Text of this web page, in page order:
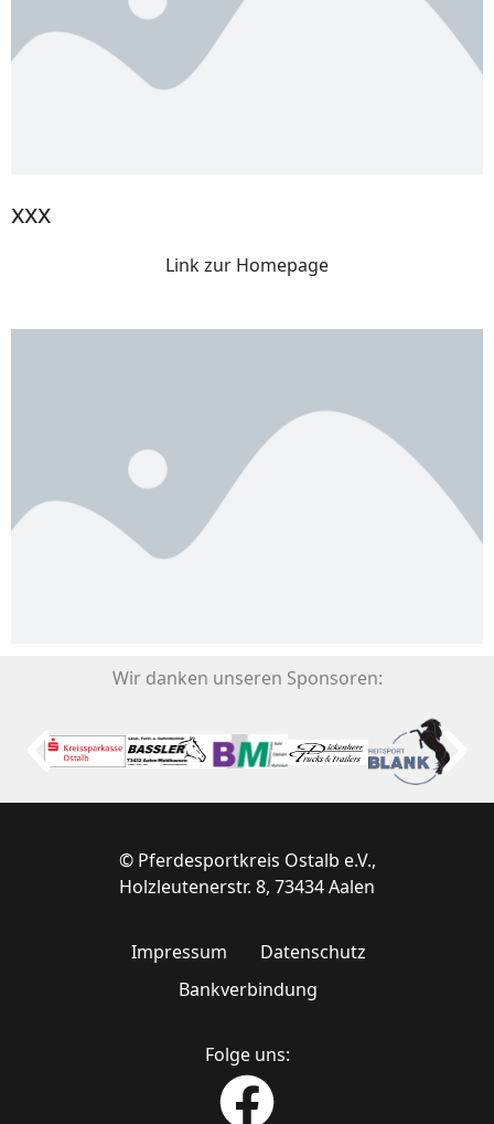
xxx
Link zur Homepage
Wir danken unseren Sponsoren:
© Pferdesportkreis Ostalb e.V.,
Holzleutenerstr. 8, 73434 Aalen
Impressum
Datenschutz
Bankverbindung
Folge uns: